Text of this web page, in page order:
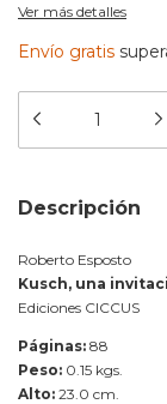
Ver más detalles
Envío gratis
Descripción
Roberto Esposto
Kusch, una
Ediciones CICCUS
Páginas: 88
Peso: 0.15 kgs.
Alto: 23.0 cm.